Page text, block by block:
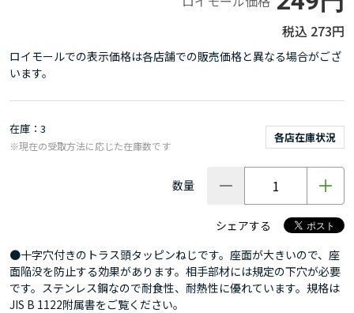
273円
ロイモールでの表示価格は各店舗での販売価格と異なる場合がござ
います。
在庫 3
各店在庫状況
※現在の受取方法に応じた在庫数です
数量
シェアする
●十字穴付きのトラス頭タッピンねじです。座面が大きいので、座
面陥没を防止する効果があります。相手部材には規定の下穴が必要
です。ステンレス鋼なので耐食性、耐熱性に優れています。規格は
JIS B 1122附属書をご覧ください。